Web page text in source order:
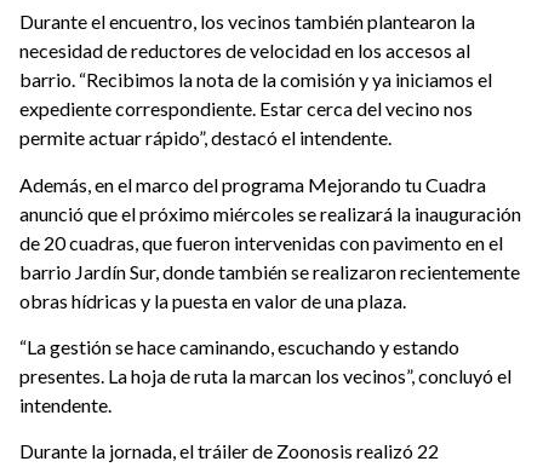
Durante el encuentro, los vecinos también plantearon la
necesidad de reductores de velocidad en los accesos al
barrio. “Recibimos la nota de la comisión y ya iniciamos el
expediente correspondiente. Estar cerca del vecino nos
permite actuar rápido”, destacó el intendente.
Además, en el marco del programa Mejorando tu Cuadra
anunció que el próximo miércoles se realizará la inauguración
de 20 cuadras, que fueron intervenidas con pavimento en el
barrio Jardín Sur, donde también se realizaron recientemente
obras hídricas y la puesta en valor de una plaza.
“La gestión se hace caminando, escuchando y estando
presentes. La hoja de ruta la marcan los vecinos”, concluyó el
intendente.
Durante la jornada, el tráiler de Zoonosis realizó 22